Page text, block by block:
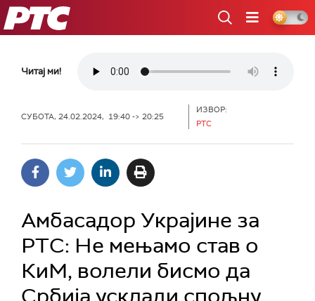
РТС
Читај ми!
СУБОТА, 24.02.2024, 19:40 -> 20:25
ИЗВОР:
РТС
Амбасадор Украјине за
РТС: Не мењамо став о
КиМ, волели бисмо да